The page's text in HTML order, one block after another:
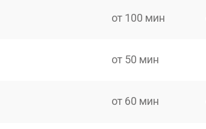
от 100 мин
от 50 мин
от 60 мин